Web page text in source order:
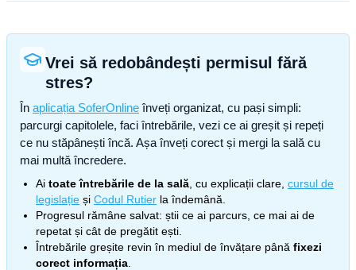
Vrei să redobândești permisul fără
stres?
În aplicația SoferOnline înveți organizat, cu pași simpli:
parcurgi capitolele, faci întrebările, vezi ce ai greșit și repeți
ce nu stăpânești încă. Așa înveți corect și mergi la sală cu
mai multă încredere.
Ai toate întrebările de la sală , cu explicații clare, cursul de
legislație și Codul Rutier la îndemână.
Progresul rămâne salvat: știi ce ai parcurs, ce mai ai de
repetat și cât de pregătit ești.
Întrebările greșite revin în mediul de învățare până fixezi
corect informația